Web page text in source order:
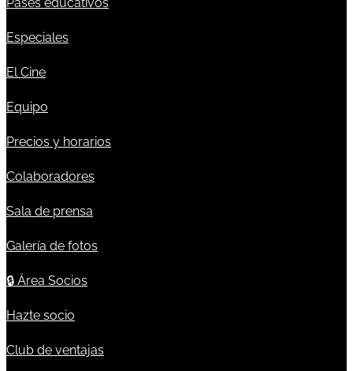
Pases educativos
Especiales
El Cine
Equipo
Precios y horarios
Colaboradores
Sala de prensa
Galería de fotos
🔒 Área Socios
Hazte socio
Club de ventajas